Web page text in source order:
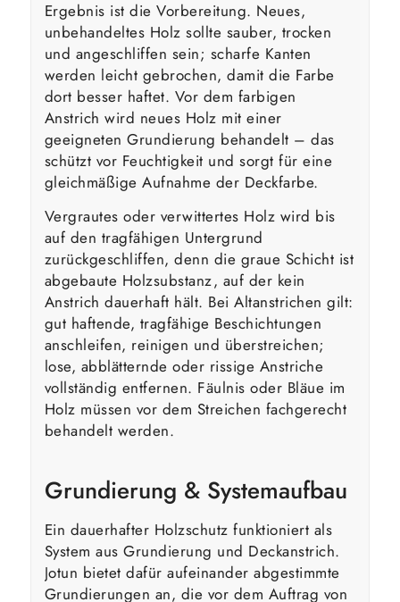
Ergebnis ist die Vorbereitung. Neues,
unbehandeltes Holz sollte sauber, trocken
und angeschliffen sein; scharfe Kanten
werden leicht gebrochen, damit die Farbe
dort besser haftet. Vor dem farbigen
Anstrich wird neues Holz mit einer
geeigneten Grundierung behandelt – das
schützt vor Feuchtigkeit und sorgt für eine
gleichmäßige Aufnahme der Deckfarbe.
Vergrautes oder verwittertes Holz wird bis
auf den tragfähigen Untergrund
zurückgeschliffen, denn die graue Schicht ist
abgebaute Holzsubstanz, auf der kein
Anstrich dauerhaft hält. Bei Altanstrichen gilt:
gut haftende, tragfähige Beschichtungen
anschleifen, reinigen und überstreichen;
lose, abblätternde oder rissige Anstriche
vollständig entfernen. Fäulnis oder Bläue im
Holz müssen vor dem Streichen fachgerecht
behandelt werden.
Grundierung & Systemaufbau
Ein dauerhafter Holzschutz funktioniert als
System aus Grundierung und Deckanstrich.
Jotun bietet dafür aufeinander abgestimmte
Grundierungen an, die vor dem Auftrag von